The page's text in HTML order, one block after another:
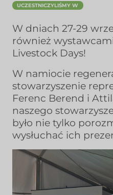
UCZESTNICZYLIŚMY W
W dniach 27-29
również
Livestock Days!
W namiocie
stowarzyszenie
Ferenc Berend i
naszego
było nie tylko
wysłuchać ich